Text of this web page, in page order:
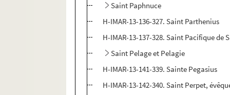
Saint Paphnuce
H-IMAR-13-136-327. Saint Parthenius
H-IMAR-13-137-328. Saint Pacifique
Saint Pelage et Pelagie
H-IMAR-13-141-339. Sainte Pegasius
H-IMAR-13-142-340. Saint Perpet,